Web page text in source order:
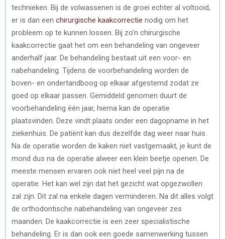
technieken. Bij de volwassenen is de groei echter al voltooid,
er is dan een chirurgische kaakcorrectie nodig om het
probleem op te kunnen lossen. Bij zo’n chirurgische
kaakcorrectie gaat het om een behandeling van ongeveer
anderhalf jaar. De behandeling bestaat uit een voor- en
nabehandeling. Tijdens de voorbehandeling worden de
boven- en ondertandboog op elkaar afgestemd zodat ze
goed op elkaar passen. Gemiddeld genomen duurt de
voorbehandeling één jaar, hierna kan de operatie
plaatsvinden. Deze vindt plaats onder een dagopname in het
ziekenhuis. De patiënt kan dus dezelfde dag weer naar huis.
Na de operatie worden de kaken niet vastgemaakt, je kunt de
mond dus na de operatie alweer een klein beetje openen. De
meeste mensen ervaren ook niet heel veel pijn na de
operatie. Het kan wel zijn dat het gezicht wat opgezwollen
zal zijn. Dit zal na enkele dagen verminderen. Na dit alles volgt
de orthodontische nabehandeling van ongeveer zes
maanden. De kaakcorrectie is een zeer specialistische
behandeling. Er is dan ook een goede samenwerking tussen